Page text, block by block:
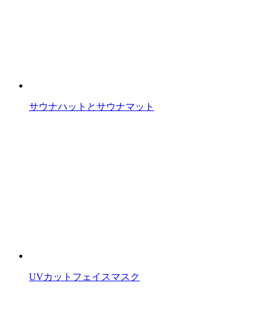
サウナハットとサウナマット
UVカットフェイスマスク